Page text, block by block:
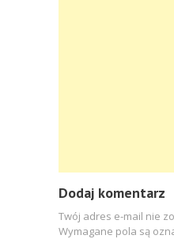
Dodaj komentarz
Twój adres e-mail nie
Wymagane pola są